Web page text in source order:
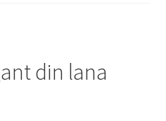
din lana